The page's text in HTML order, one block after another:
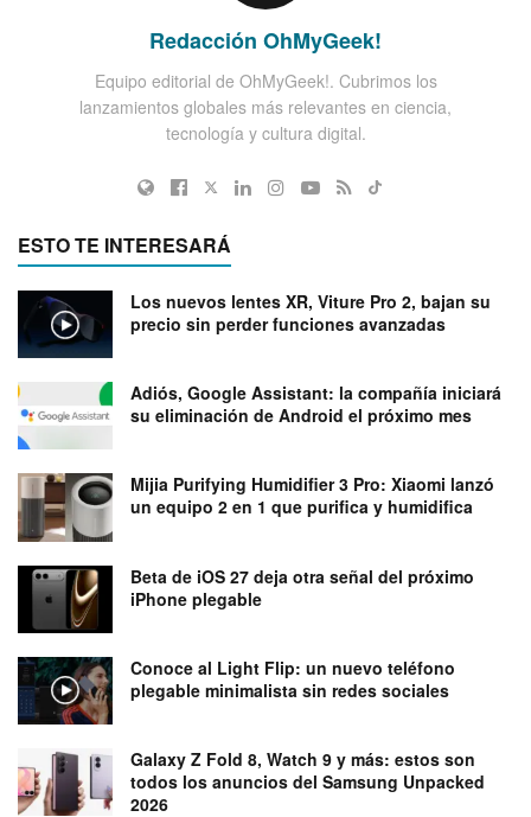
Redacción OhMyGeek!
Equipo editorial de OhMyGeek!. Cubrimos los
lanzamientos globales más relevantes en ciencia,
tecnología y cultura digital.
ESTO TE INTERESARÁ
Los nuevos lentes XR, Viture Pro 2, bajan su
precio sin perder funciones avanzadas
Adiós, Google Assistant: la compañía iniciará
su eliminación de Android el próximo mes
Mijia Purifying Humidifier 3 Pro: Xiaomi lanzó
un equipo 2 en 1 que purifica y humidifica
Beta de iOS 27 deja otra señal del próximo
iPhone plegable
Conoce al Light Flip: un nuevo teléfono
plegable minimalista sin redes sociales
Galaxy Z Fold 8, Watch 9 y más: estos son
todos los anuncios del Samsung Unpacked
2026